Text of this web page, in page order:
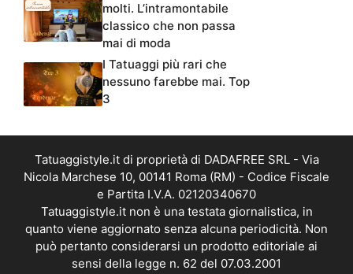
molti. L’intramontabile
classico che non passa
mai di moda
I Tatuaggi più rari che
nessuno farebbe mai. Top
3
Tatuaggistyle.it di proprietà di DADAFREE SRL - Via
Nicola Marchese 10, 00141 Roma (RM) - Codice Fiscale
e Partita I.V.A. 02120340670
Tatuaggistyle.it non è una testata giornalistica, in
quanto viene aggiornato senza alcuna periodicità. Non
può pertanto considerarsi un prodotto editoriale ai
sensi della legge n. 62 del 07.03.2001